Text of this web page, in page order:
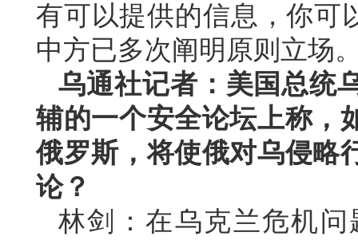
有可以提供的信息，你可
中方已多次阐明原则立场
乌通社记者：美国总统
辅的一个安全论坛上称，
俄罗斯，将使俄对乌侵略
论？
林剑：在乌克兰危机